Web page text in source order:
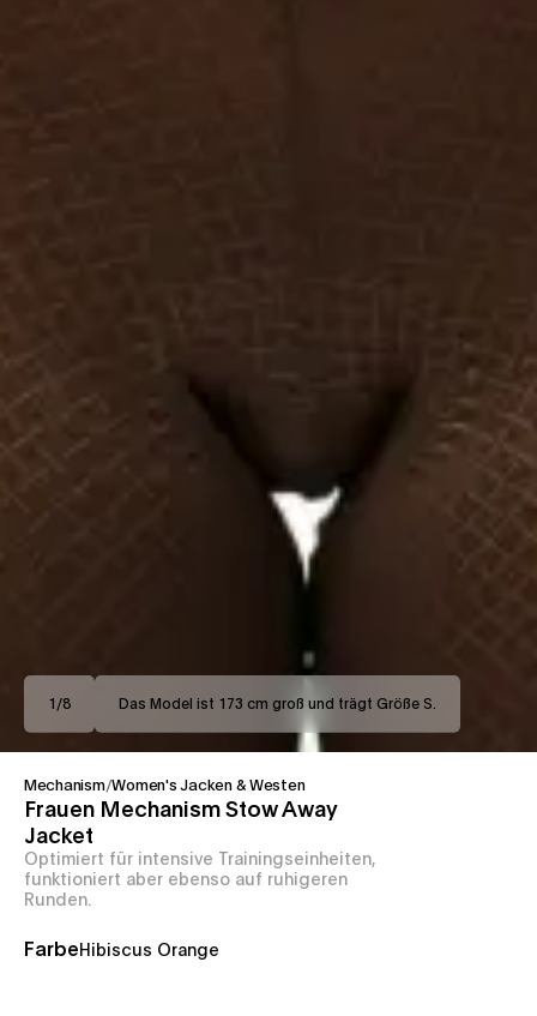
1 /8 Das Model ist 173 cm groß und trägt Größe S.
Mechanism/Women's Jacken & Westen
Frauen Mechanism Stow Away
Jacket
Optimiert für intensive Trainingseinheiten,
funktioniert aber ebenso auf ruhigeren
Runden.
Farbe Hibiscus Orange